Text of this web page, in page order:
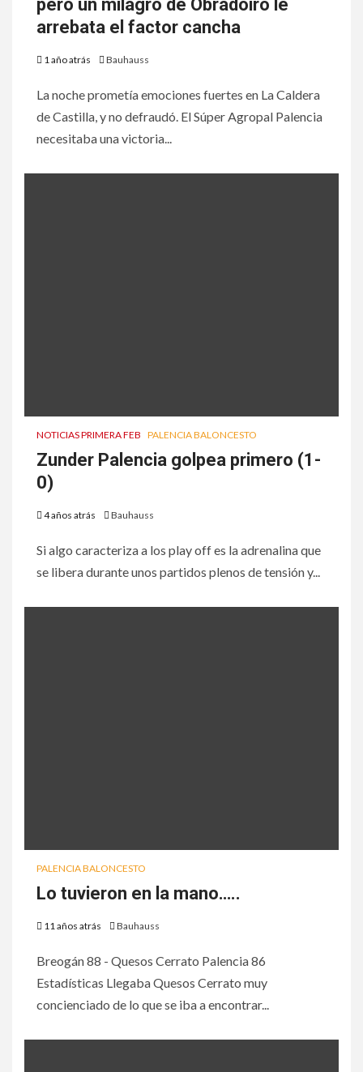
pero un milagro de Obradoiro le
arrebata el factor cancha
1 año atrás Bauhauss
La noche prometía emociones fuertes en La Caldera
de Castilla, y no defraudó. El Súper Agropal Palencia
necesitaba una victoria...
NOTICIAS PRIMERA FEB PALENCIA BALONCESTO
Zunder Palencia golpea primero (1-
0)
4 años atrás Bauhauss
Si algo caracteriza a los play off es la adrenalina que
se libera durante unos partidos plenos de tensión y...
PALENCIA BALONCESTO
Lo tuvieron en la mano…..
11 años atrás Bauhauss
Breogán 88 - Quesos Cerrato Palencia 86
Estadísticas Llegaba Quesos Cerrato muy
concienciado de lo que se iba a encontrar...